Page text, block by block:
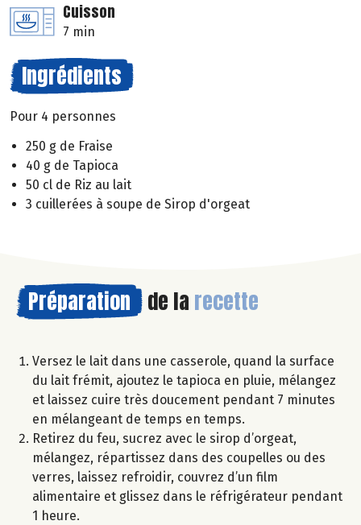
Cuisson
7 min
Ingrédients
Pour 4 personnes
250 g de Fraise
40 g de Tapioca
50 cl de Riz au lait
3 cuillerées à soupe de Sirop d'orgeat
Préparation de la recette
Versez le lait dans une casserole, quand la surface
du lait frémit, ajoutez le tapioca en pluie, mélangez
et laissez cuire très doucement pendant 7 minutes
en mélangeant de temps en temps.
Retirez du feu, sucrez avec le sirop d’orgeat,
mélangez, répartissez dans des coupelles ou des
verres, laissez refroidir, couvrez d’un film
alimentaire et glissez dans le réfrigérateur pendant
1 heure.